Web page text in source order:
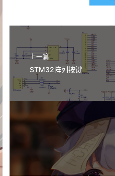
上一篇
STM32阵列按键